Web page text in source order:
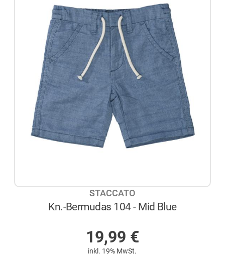
STACCATO
Kn.-Bermudas 104 - Mid Blue
19,99 €
inkl. 19% MwSt.